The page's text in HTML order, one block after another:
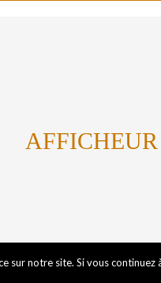
Mentions
sur notre site. Si vous